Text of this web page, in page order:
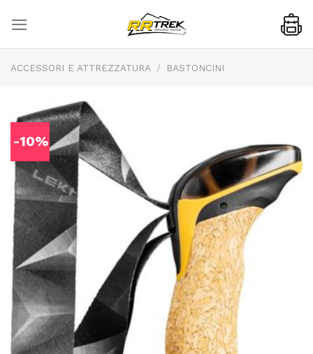
content
ACCESSORI E ATTREZZATURA / BASTONCINI
-10%